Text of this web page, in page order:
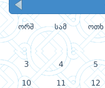
ორშ სამ ოთხ
3 4 5
10 11 12